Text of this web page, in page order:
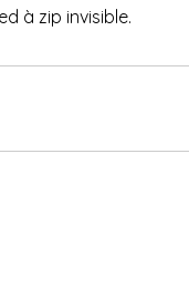
à zip invisible.